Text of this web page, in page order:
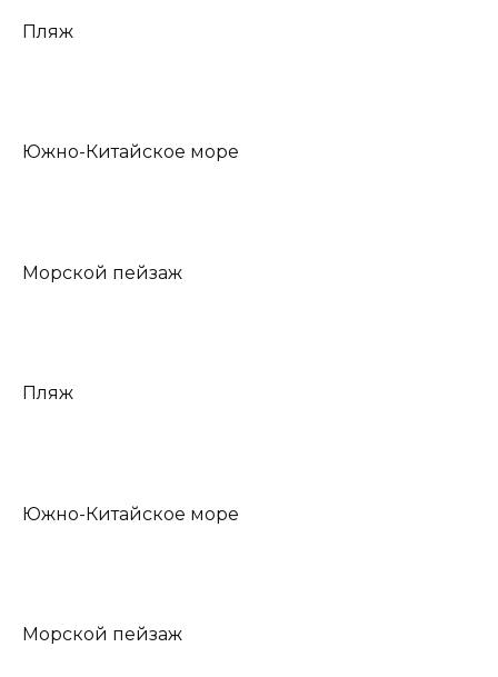
Пляж
Южно-Китайское море
Морской пейзаж
Пляж
Южно-Китайское море
Морской пейзаж